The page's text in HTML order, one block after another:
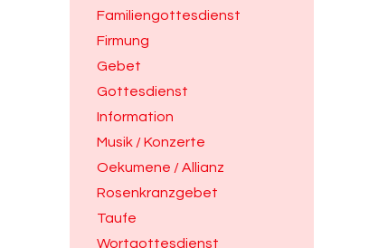
Familiengottesdienst
Firmung
Gebet
Gottesdienst
Information
Musik / Konzerte
Oekumene / Allianz
Rosenkranzgebet
Taufe
Wortgottesdienst